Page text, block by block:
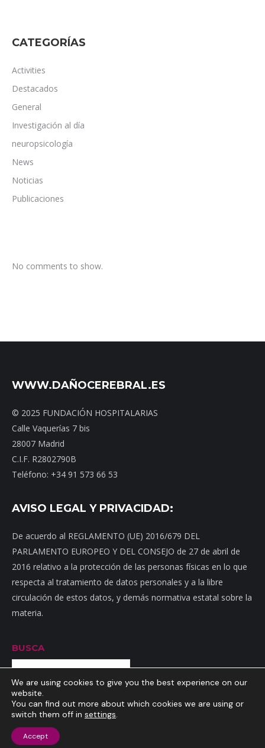
CATEGORÍAS
Activities
Destacados
General
Investigación al día
neuropsicología
News
Noticias
Publicaciones
No comments to show.
WWW.DAÑOCEREBRAL.ES
© 2025 FUNDACIÓN HOSPITALARIAS
Calle Vaquerías 7 bis
28007 Madrid
C.I.F. R2802790B
Teléfono: +34 91 573 66 53
AVISO LEGAL Y PRIVACIDAD:
De acuerdo al REGLAMENTO (UE) 2016/679 DEL
PARLAMENTO EUROPEO Y DEL CONSEJO de 27 de abril de
2016 relativo a la protección de las personas físicas en lo que
respecta al tratamiento de datos personales y a la libre
circulación de estos datos, y demás normativa estatal sobre la
materia.
BUSCA
Buscar
Inicio Mapa web
de privacidad
We are using cookies to give you the best experience on our
website.
You can find out more about which cookies we are using or
switch them off in settings.
Accept